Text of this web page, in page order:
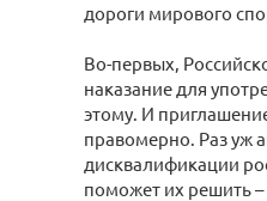
дороги мирового
Во-первых,
наказание для
этому. И
правомерно. Раз уж
дисквалификации
поможет их решить